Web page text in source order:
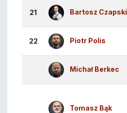
21 Bartosz Czapski
22 Piotr Polis
Michał Berkec
Tomasz Bąk